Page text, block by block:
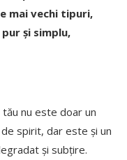
mai vechi tipuri,
și simplu,
nu este doar un
spirit, dar este și un
și subțire.